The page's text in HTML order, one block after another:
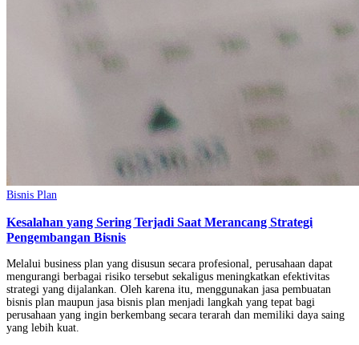
Bisnis Plan
Kesalahan yang Sering Terjadi Saat Merancang Strategi
Pengembangan Bisnis
Melalui business plan yang disusun secara profesional, perusahaan dapat
mengurangi berbagai risiko tersebut sekaligus meningkatkan efektivitas
strategi yang dijalankan. Oleh karena itu, menggunakan jasa pembuatan
bisnis plan maupun jasa bisnis plan menjadi langkah yang tepat bagi
perusahaan yang ingin berkembang secara terarah dan memiliki daya saing
yang lebih kuat.